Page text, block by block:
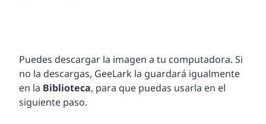
Puedes descargar la imagen a tu computadora. Si
no la descargas, GeeLark la guardará igualmente
en la Biblioteca, para que puedas usarla en el
siguiente paso.